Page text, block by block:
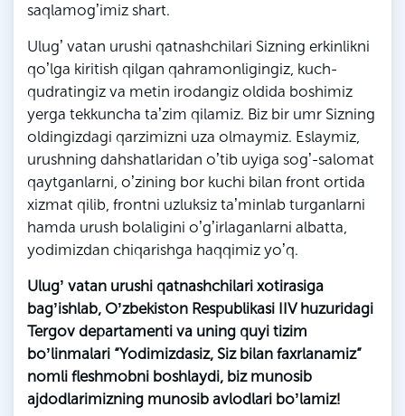
saqlamogʼimiz shart.
Ulugʼ vatan urushi qatnashchilari Sizning erkinlikni
qoʼlga kiritish qilgan qahramonligingiz, kuch-
qudratingiz va metin irodangiz oldida boshimiz
yerga tekkuncha taʼzim qilamiz. Biz bir umr Sizning
oldingizdagi qarzimizni uza olmaymiz. Eslaymiz,
urushning dahshatlaridan oʼtib uyiga sogʼ-salomat
qaytganlarni, oʼzining bor kuchi bilan front ortida
xizmat qilib, frontni uzluksiz taʼminlab turganlarni
hamda urush bolaligini oʼgʼirlaganlarni albatta,
yodimizdan chiqarishga haqqimiz yoʼq.
Ulugʼ vatan urushi qatnashchilari xotirasiga
bagʼishlab, Oʼzbekiston Respublikasi IIV huzuridagi
Tergov departamenti va uning quyi tizim
boʼlinmalari “Yodimizdasiz, Siz bilan faxrlanamiz”
nomli fleshmobni boshlaydi, biz munosib
ajdodlarimizning munosib avlodlari boʼlamiz!